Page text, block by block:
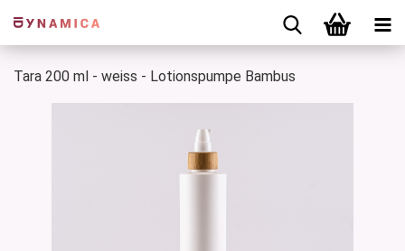
Tara 200 ml - weiss - Lotionspumpe Bambus